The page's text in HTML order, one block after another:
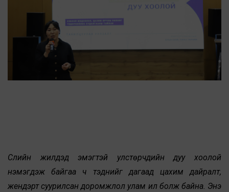
Сүүлийн жилүүдэд эмэгтэй улстөрчдийн дуу хоолой
нэмэгдэж байгаа ч тэднийг дагаад цахим дайралт,
жендэрт суурилсан доромжлол улам ил болж байна. Энэ